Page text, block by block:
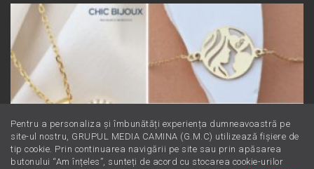
Pentru a personaliza și îmbunătăți experiența dumneavoastră pe
site-ul nostru, GRUPUL MEDIA CAMINA (G.M.C) utilizează fișiere de
tip cookie. Prin continuarea navigării pe site sau prin apăsarea
butonului “Am înțeles”, sunteți de acord cu stocarea cookie-urilor